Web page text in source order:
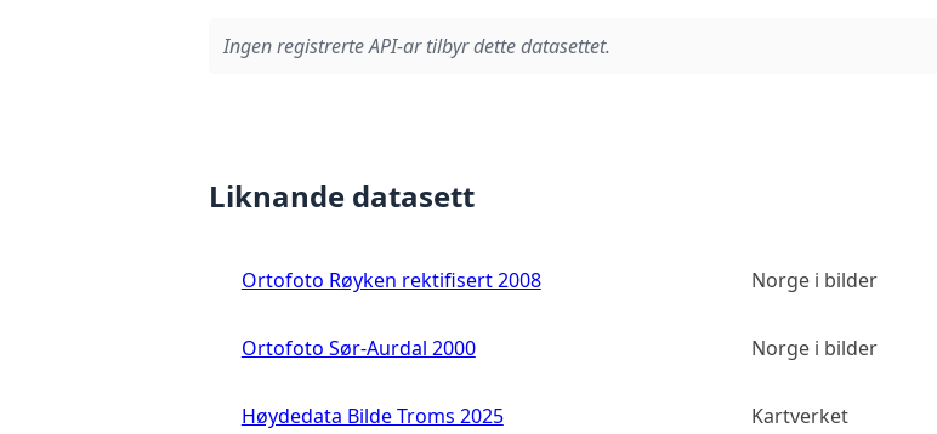
Ingen registrerte API-ar tilbyr dette datasettet.
Liknande datasett
Ortofoto Røyken rektifisert 2008 Norge i bilder
Ortofoto Sør-Aurdal 2000 Norge i bilder
Høydedata Bilde Troms 2025 Kartverket